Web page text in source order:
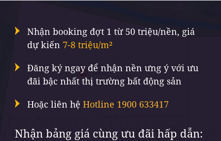
Nhận booking đợt 1 từ 50 triệu/nền, giá
dự kiến 7-8 triệu/m²
Đăng ký ngay để nhận nền ưng ý với ưu
đãi bậc nhất thị trường bất động sản
Hoặc liên hệ Hotline 1900 633417
Nhận bảng giá cùng ưu đãi hấp dẫn: